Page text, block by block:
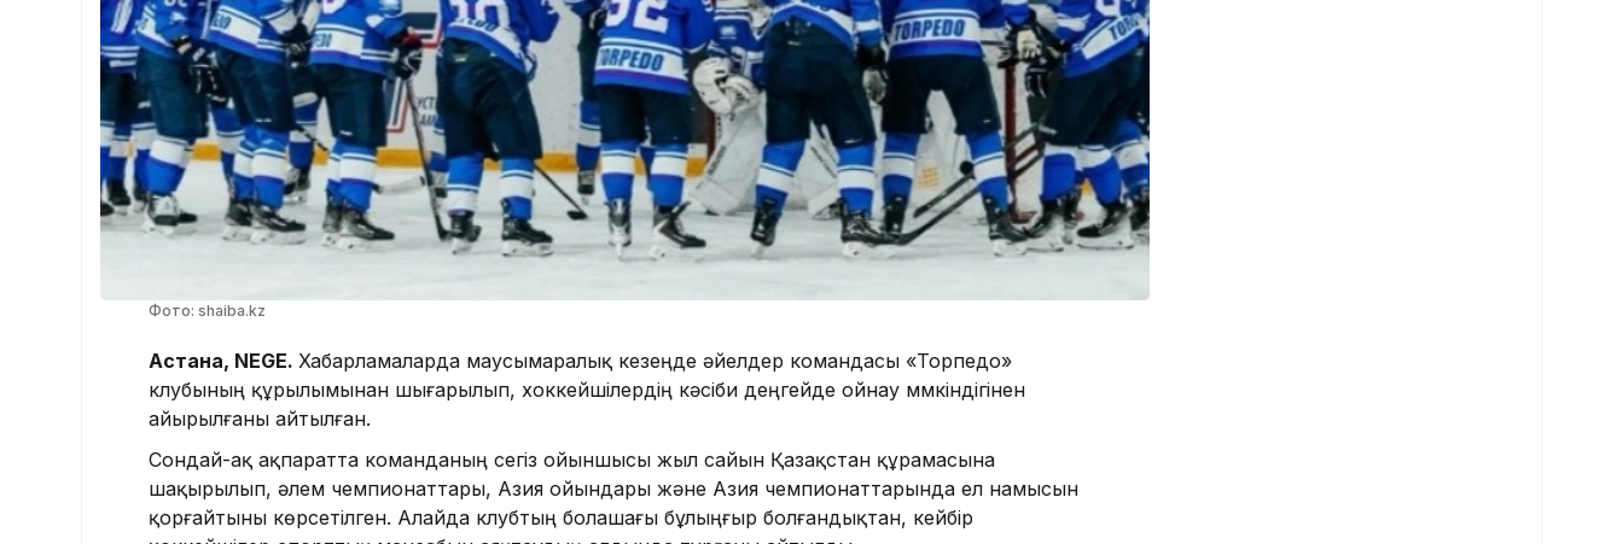
Фото: shaiba.kz
Астана, NEGE. Хабарламаларда маусымаралық кезеңде әйелдер командасы «Торпедо»
клубының құрылымынан шығарылып, хоккейшілердің кәсіби деңгейде ойнау мүмкіндігінен
айырылғаны айтылған.
Сондай-ақ ақпаратта команданың сегіз ойыншысы жыл сайын Қазақстан құрамасына
шақырылып, әлем чемпионаттары, Азия ойындары және Азия чемпионаттарында ел намысын
қорғайтыны көрсетілген. Алайда клубтың болашағы бұлыңғыр болғандықтан, кейбір